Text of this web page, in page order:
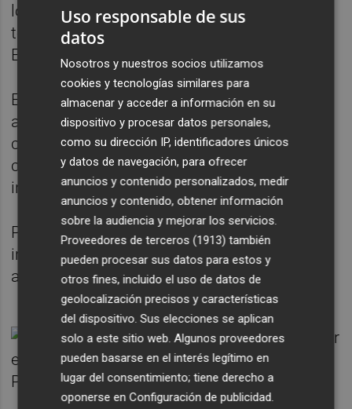
los efectos que en enero de 2020 produjo el
temporal Gloria en las playas del Delta del
Ebro.
Este episodio causó importantes
alteraciones morfológicas sobre toda la
costa mediterránea, modificando las playas,
cordones dunares y causando daños a
infraestructuras humanas.
Por lo que se refiere al Delta del Ebro, el
impacto a nivel ecológico y sobre la
agricultura del delta también fue reseñable.
Uso responsable de sus
datos
Nosotros y nuestros socios utilizamos
cookies y tecnologías similares para
almacenar y acceder a información en su
dispositivo y procesar datos personales,
como su dirección IP, identificadores únicos
y datos de navegación, para ofrecer
anuncios y contenido personalizados, medir
anuncios y contenido, obtener información
sobre la audiencia y mejorar los servicios.
Proveedores de terceros (1913) también
pueden procesar sus datos para estos y
otros fines, incluido el uso de datos de
geolocalización precisos y características
del dispositivo. Sus elecciones se aplican
solo a este sitio web. Algunos proveedores
pueden basarse en el interés legítimo en
lugar del consentimiento; tiene derecho a
oponerse enConfiguración de publicidad.